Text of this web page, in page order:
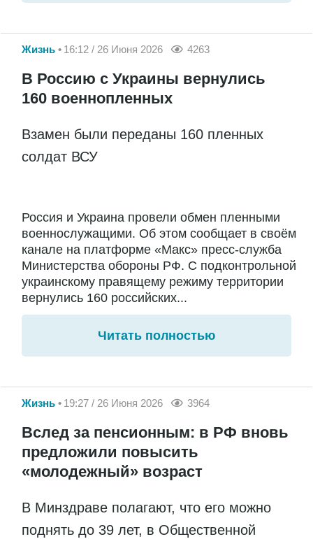
Жизнь 16:12 / 26 Июня 2026 4263
В Россию с Украины вернулись
160 военнопленных
Взамен были переданы 160 пленных
солдат ВСУ
Россия и Украина провели обмен пленными
военнослужащими. Об этом сообщает в своём
канале на платформе «Макс» пресс-служба
Министерства обороны РФ. С подконтрольной
украинскому правящему режиму территории
вернулись 160 российских...
Читать полностью
Жизнь 19:27 / 26 Июня 2026 3964
Вслед за пенсионным: в РФ вновь
предложили повысить
«молодежный» возраст
В Минздраве полагают, что его можно
поднять до 39 лет, в Общественной